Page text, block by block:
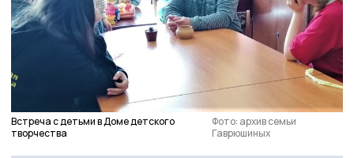
Встреча с детьми в Доме детского
творчества
Фото: архив семьи
Гаврюшиных